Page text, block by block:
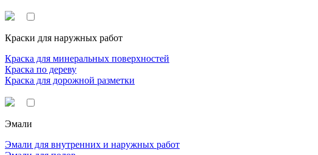
Краски для наружных работ
Краска для минеральных поверхностей
Краска по дереву
Краска для дорожной разметки
Эмали
Эмали для внутренних и наружных работ